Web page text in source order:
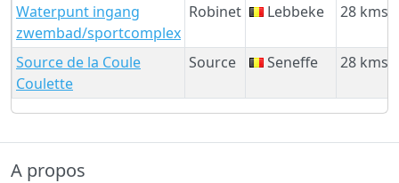
Waterpunt ingang
zwembad/sportcomplex
Robinet Lebbeke 28 kms
Source de la Coule
Coulette
Source Seneffe 28 kms
A propos